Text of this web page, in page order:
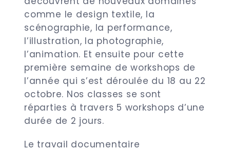
comme le design textile, la
scénographie, la performance,
l’illustration, la photographie,
l’animation. Et ensuite pour cette
première semaine de workshops de
l’année qui s’est déroulée du 18 au 22
octobre. Nos classes se sont
réparties à travers 5 workshops d’une
durée de 2 jours.
Le travail documentaire